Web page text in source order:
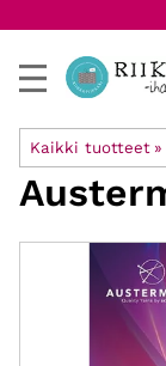
Kaikki tuotteet ‪»